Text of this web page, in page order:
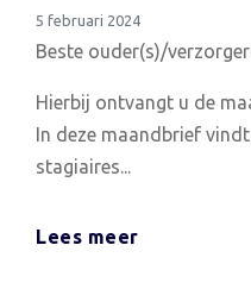
5 februari 2024
Beste ouder(s)/
Hierbij ontvangt u de
In deze maandbrief
stagiaires...
Lees meer